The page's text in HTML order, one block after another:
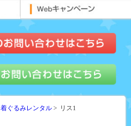
着ぐるみレンタル> リス1